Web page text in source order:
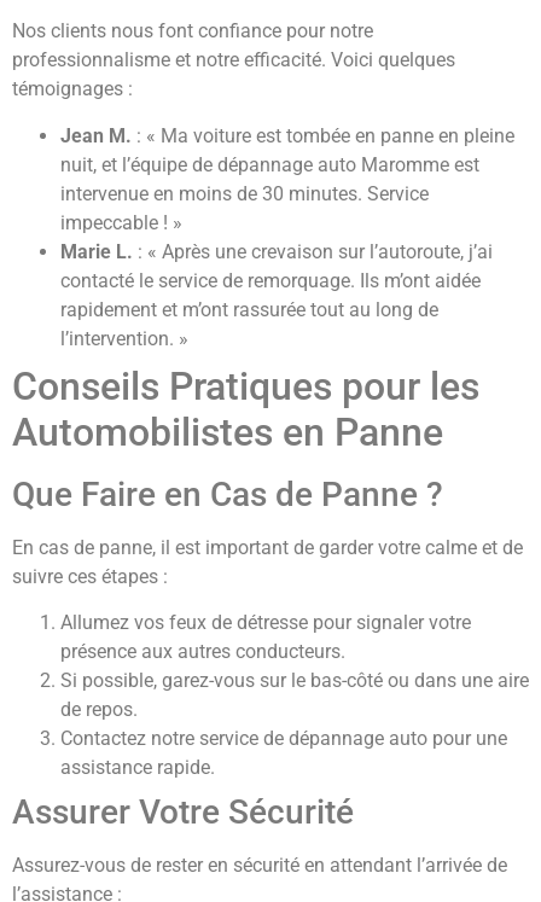
Nos clients nous font confiance pour notre
professionnalisme et notre efficacité. Voici quelques
témoignages :
Jean M. : « Ma voiture est tombée en panne en pleine
nuit, et l’équipe de dépannage auto Maromme est
intervenue en moins de 30 minutes. Service
impeccable ! »
Marie L. : « Après une crevaison sur l’autoroute, j’ai
contacté le service de remorquage. Ils m’ont aidée
rapidement et m’ont rassurée tout au long de
l’intervention. »
Conseils Pratiques pour les
Automobilistes en Panne
Que Faire en Cas de Panne ?
En cas de panne, il est important de garder votre calme et de
suivre ces étapes :
Allumez vos feux de détresse pour signaler votre
présence aux autres conducteurs.
Si possible, garez-vous sur le bas-côté ou dans une aire
de repos.
Contactez notre service de dépannage auto pour une
assistance rapide.
Assurer Votre Sécurité
Assurez-vous de rester en sécurité en attendant l’arrivée de
l’assistance :